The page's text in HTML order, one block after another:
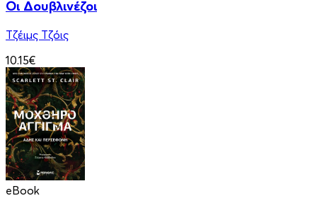
Οι Δουβλινέζοι
Τζέιμς Τζόις
10.15€
eBook